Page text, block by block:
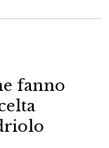
fanno